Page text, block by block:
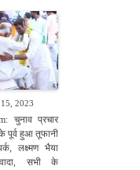
15, 2023
चुनाव प्रचार
पूर्व हुआ तूफानी
लक्ष्मण भैया
सभी के